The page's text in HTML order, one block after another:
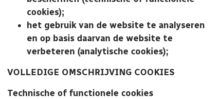
cookies);
het gebruik van de website te analyseren
en op basis daarvan de website te
verbeteren (analytische cookies);
VOLLEDIGE OMSCHRIJVING COOKIES
Technische of functionele cookies